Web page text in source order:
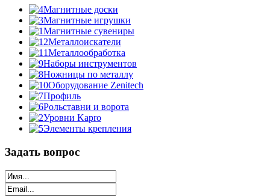
Магнитные доски
Магнитные игрушки
Магнитные сувениры
Металлоискатели
Металлообработка
Наборы инструментов
Ножницы по металлу
Оборудование Zenitech
Профиль
Рольставни и ворота
Уровни Kapro
Элементы крепления
Задать вопрос